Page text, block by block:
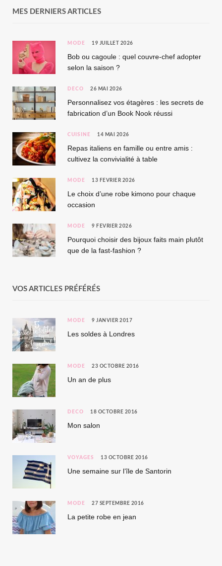
MES DERNIERS ARTICLES
MODE 19 JUILLET 2026
Bob ou cagoule : quel couvre-chef adopter
selon la saison ?
DÉCO 26 MAI 2026
Personnalisez vos étagères : les secrets de
fabrication d’un Book Nook réussi
CUISINE 14 MAI 2026
Repas italiens en famille ou entre amis :
cultivez la convivialité à table
MODE 13 FÉVRIER 2026
Le choix d’une robe kimono pour chaque
occasion
MODE 9 FÉVRIER 2026
Pourquoi choisir des bijoux faits main plutôt
que de la fast-fashion ?
VOS ARTICLES PRÉFÉRÉS
MODE 9 JANVIER 2017
Les soldes à Londres
MODE 23 OCTOBRE 2016
Un an de plus
DÉCO 18 OCTOBRE 2016
Mon salon
VOYAGES 13 OCTOBRE 2016
Une semaine sur l’île de Santorin
MODE 27 SEPTEMBRE 2016
La petite robe en jean